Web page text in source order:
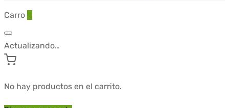
Carro
Actualizando…
No hay productos en el carrito.